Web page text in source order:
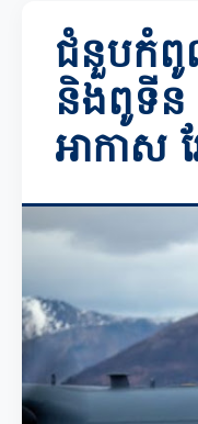
ជំនួបកំពូ
និងពូទីន
អាកាស